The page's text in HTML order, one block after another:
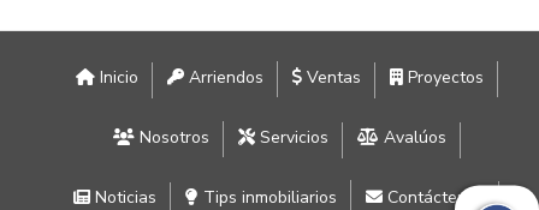
Inicio Arriendos Ventas Proyectos
Nosotros Servicios Avalúos
Noticias Tips inmobiliarios Contáctenos